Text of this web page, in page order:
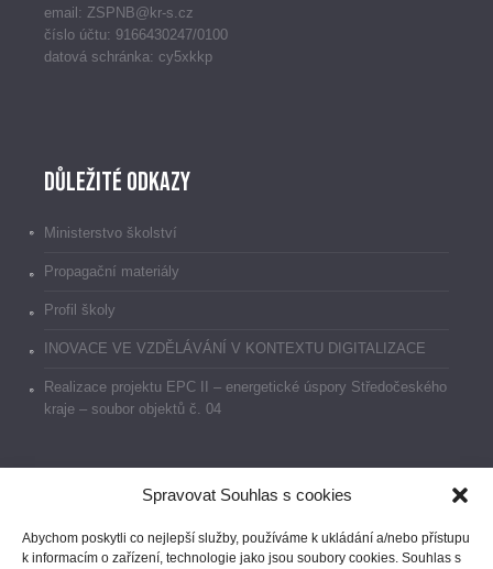
Spravovat Souhlas s cookies
Abychom poskytli co nejlepší služby, používáme k ukládání a/nebo přístupu
k informacím o zařízení, technologie jako jsou soubory cookies. Souhlas s
email: ZSPNB@kr-s.cz
číslo účtu: 9166430247/0100
datová schránka: cy5xkkp
Důležité odkazy
Ministerstvo školství
Propagační materiály
Profil školy
INOVACE VE VZDĚLÁVÁNÍ V KONTEXTU DIGITALIZACE
Realizace projektu EPC II – energetické úspory Středočeského
kraje – soubor objektů č. 04